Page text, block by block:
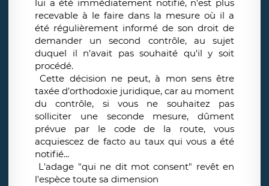
lui a été immédiatement notifié, n'est plus
recevable à le faire dans la mesure où il a
été régulièrement informé de son droit de
demander un second contrôle, au sujet
duquel il n'avait pas souhaité qu'il y soit
procédé.
Cette décision ne peut, à mon sens être
taxée d'orthodoxie juridique, car au moment
du contrôle, si vous ne souhaitez pas
solliciter une seconde mesure, dûment
prévue par le code de la route, vous
acquiescez de facto au taux qui vous a été
notifié...
L'adage "qui ne dit mot consent" revêt en
l'espèce toute sa dimension